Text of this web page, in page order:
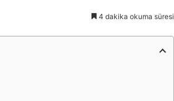
4 dakika okuma süresi